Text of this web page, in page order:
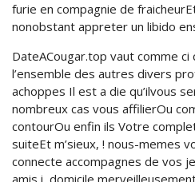
furie en compagnie de
nonobstant appreter un libido
DateACougar.top vaut comme
l’ensemble des autres divers
achoppes Il est a die qu’ilvous
nombreux cas vous affilierOu
contourOu enfin ils Votre
suiteEt m’sieux, ! nous-memes
connecte accompagnes de vos
amis i domicile